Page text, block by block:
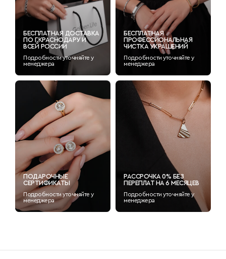
БЕСПЛАТНАЯ ДОСТАВКА
ПО Г.КРАСНОДАРУ И
ВСЕЙ РОССИИ
Подробности уточняйте у
менеджера
БЕСПЛАТНАЯ
ПРОФЕССИОНАЛЬНАЯ
ЧИСТКА УКРАШЕНИЙ
Подробности уточняйте у
менеджера
ПОДАРОЧНЫЕ
СЕРТИФИКАТЫ
Подробности уточняйте у
менеджера
РАССРОЧКА 0% БЕЗ
ПЕРЕПЛАТ НА 6 МЕСЯЦЕВ
Подробности уточняйте у
менеджера